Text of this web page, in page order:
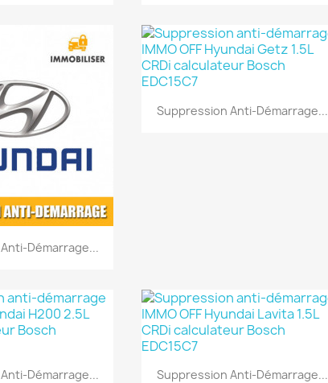
rapide
Démarrage...
Aperçu rapide
Suppression Anti-Démarrage...
rapide
Démarrage... Aperçu rapide
Suppression Anti-Démarrage...